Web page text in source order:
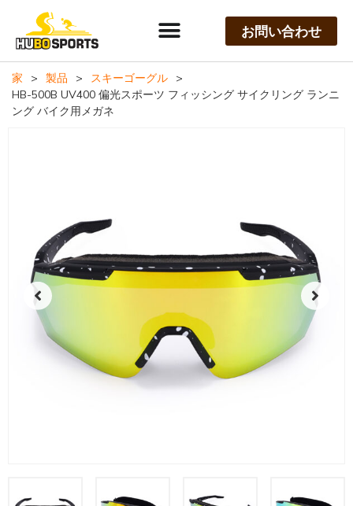
お問い合わせ
家 > 製品 > スキーゴーグル
>
HB-500B UV400 偏光スポーツ フィッシング サイクリング ランニ
ング バイク用メガネ